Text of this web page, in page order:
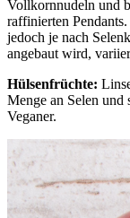
Vollkornnudeln und
raffinierten
jedoch je nach
angebaut wird,
Hülsenfrüchte:
Menge an Selen und
Veganer.